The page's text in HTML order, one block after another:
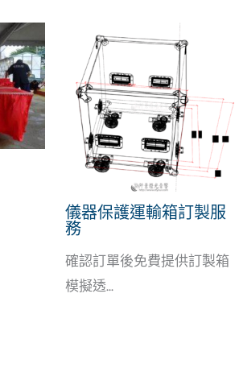
儀器保護運輸箱訂製服
務
確認訂單後免費提供訂製箱
模擬透...